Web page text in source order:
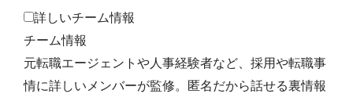
詳しいチーム情報
チーム情報
元転職エージェントや人事経験者など、採用や転職事
情に詳しいメンバーが監修。匿名だから話せる裏情報